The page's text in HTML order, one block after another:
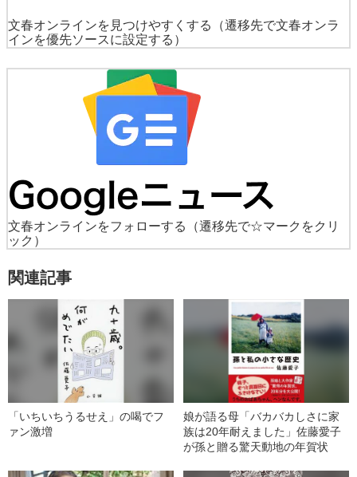
文春オンラインを見つけやすくする
（遷移先で文春オンラ
インを優先ソースに設定する）
文春オンラインをフォローする
（遷移先で☆マークをクリ
ック）
関連記事
「いちいちうるせえ」の喝でフ
ァン激増
娘が語る母「バカバカしさに家
族は20年耐えました」佐藤愛子
が孫と贈る驚天動地の年賀状